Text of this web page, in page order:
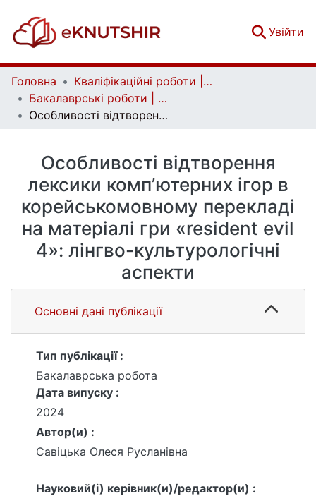
Увійти
Головна
Кваліфікаційні роботи | Qualifying works
Бакалаврські роботи | Bachelor theses
Особливості відтворення лексики компʼютерних ігор в корейськомовному перекладі на матеріалі гри «resident evil 4»: лінгво-культурологічні аспекти
Особливості відтворення
лексики компʼютерних ігор в
корейськомовному перекладі
на матеріалі гри «resident evil
4»: лінгво-культурологічні
аспекти
Основні дані публікації
Тип публікації :
Бакалаврська робота
Дата випуску :
2024
Автор(и) :
Савіцька Олеся Русланівна
Науковий(і) керівник(и)/редактор(и) :